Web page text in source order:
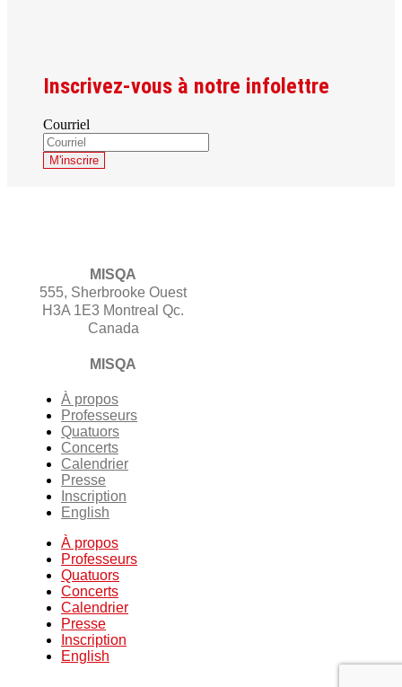
Inscrivez-vous à notre infolettre
Courriel
MISQA
555, Sherbrooke Ouest
H3A 1E3 Montreal Qc.
Canada
MISQA
À propos
Professeurs
Quatuors
Concerts
Calendrier
Presse
Inscription
English
À propos
Professeurs
Quatuors
Concerts
Calendrier
Presse
Inscription
English